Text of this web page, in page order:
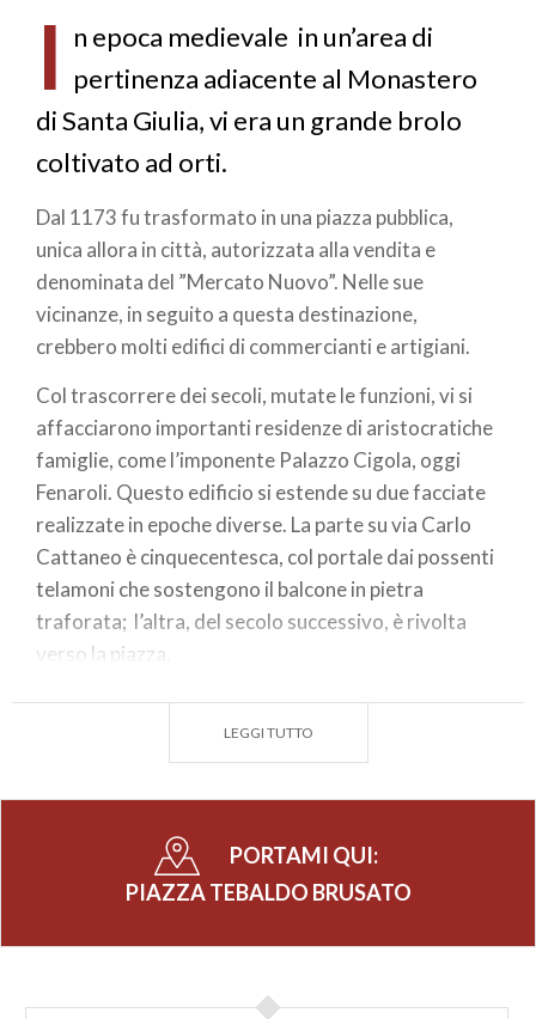
I n epoca medievale in un’area di
pertinenza adiacente al Monastero
di Santa Giulia, vi era un grande brolo
coltivato ad orti.
Dal 1173 fu trasformato in una piazza pubblica,
unica allora in città, autorizzata alla vendita e
denominata del ”Mercato Nuovo”. Nelle sue
vicinanze, in seguito a questa destinazione,
crebbero molti edifici di commercianti e artigiani.
Col trascorrere dei secoli, mutate le funzioni, vi si
affacciarono importanti residenze di aristocratiche
famiglie, come l’imponente Palazzo Cigola, oggi
Fenaroli. Questo edificio si estende su due facciate
realizzate in epoche diverse. La parte su via Carlo
Cattaneo è cinquecentesca, col portale dai possenti
telamoni che sostengono il balcone in pietra
traforata; l’altra, del secolo successivo, è rivolta
verso la piazza.
Nelle vicinanze, in via Cattaneo al numero 51, si
ammira Palazzo Luzzago costruito verso la metà del
seicento e in via Trieste al numero 39 si ammira il
settecentesco Palazzo Suardi, opera dell’architetto
Antonio Turbino, con a fronte il piccolo giardino
animato dalla statua del Nettuno.
LEGGI TUTTO
PORTAMI QUI:
PIAZZA TEBALDO BRUSATO